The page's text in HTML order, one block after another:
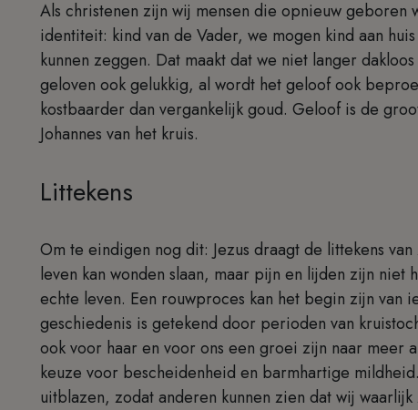
Als christenen zijn wij mensen die opnieuw
identiteit: kind van de Vader, we mogen kind aan
kunnen zeggen. Dat maakt dat we niet langer
geloven ook gelukkig, al wordt het geloof ook
kostbaarder dan vergankelijk goud. Geloof is de
Johannes van het kruis.
Littekens
Om te eindigen nog dit: Jezus draagt de littekens
leven kan wonden slaan, maar pijn en lijden zijn niet
echte leven. Een rouwproces kan het begin zijn van
geschiedenis is getekend door perioden van
ook voor haar en voor ons een groei zijn naar
keuze voor bescheidenheid en barmhartige
uitblazen, zodat anderen kunnen zien dat wij